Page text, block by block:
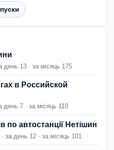
день 13 · за місяць 175
в Российской
день 7 · за місяць 110
по автостанції Нетішин
за день 12 · за місяць 101